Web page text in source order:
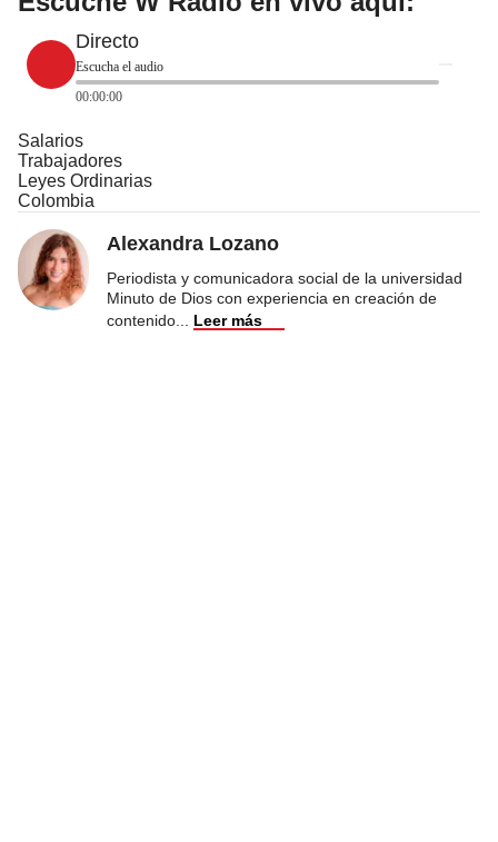
Directo
Escucha el audio
00:00:00
Salarios
Trabajadores
Leyes Ordinarias
Colombia
Alexandra Lozano
Periodista y comunicadora social de la universidad
Minuto de Dios con experiencia en creación de
contenido
Leer más